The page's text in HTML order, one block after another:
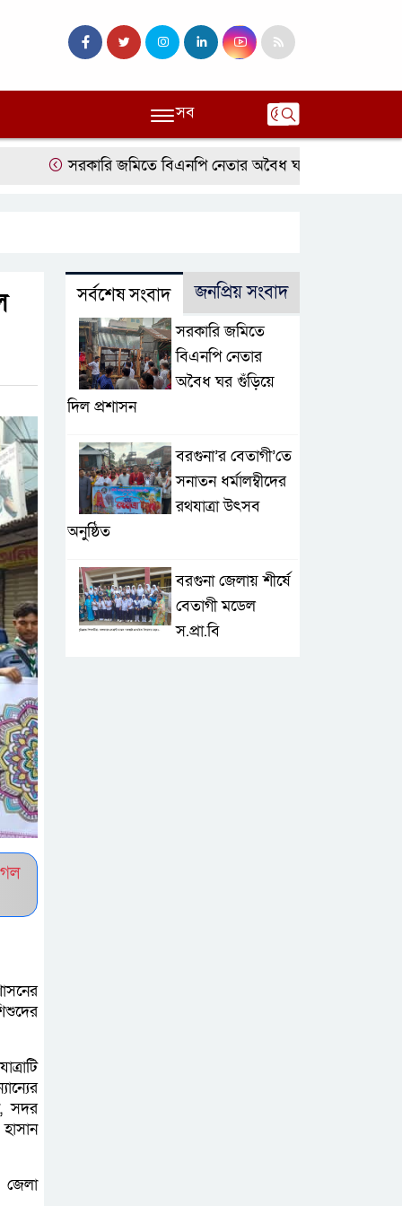
সব
সরকারি জমিতে বিএনপি নেতার অবৈধ ঘর গুঁড়িয়ে দিল প্রশাসন
সদর
জেলা
সর্বশেষ সংবাদ জনপ্রিয় সংবাদ
সরকারি জমিতে
বিএনপি নেতার
অবৈধ ঘর গুঁড়িয়ে
দিল প্রশাসন
বরগুনা’র বেতাগী’তে
সনাতন ধর্মালম্বীদের
রথযাত্রা উৎসব
অনুষ্ঠিত
বরগুনা জেলায় শীর্ষে
বেতাগী মডেল
স.প্রা.বি